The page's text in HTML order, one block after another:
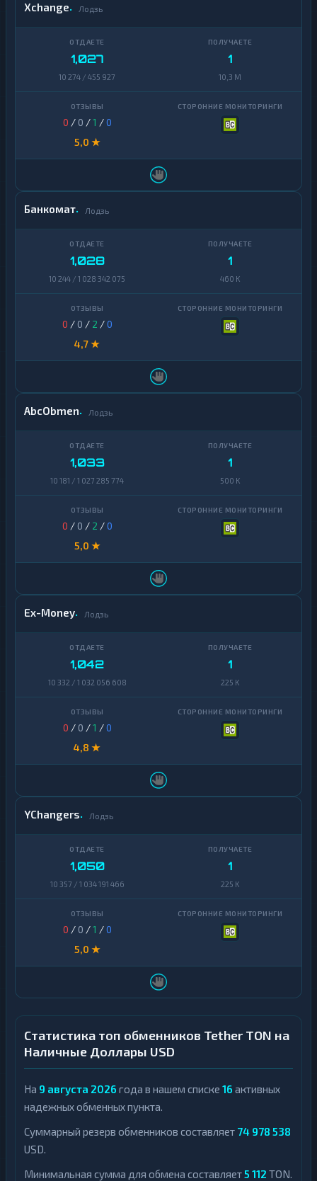
Xchange Лодзь
1,027
10 274 / 455 927
1
10,3 M
0 / 0 /1 /0
5,0 ★
Банкомат Лодзь
1,028
10 244 / 1 028 342 075
1
460 K
0 / 0 / 2 /0
4,7 ★
AbcObmen Лодзь
1,033
10 181 / 1 027 285 774
1
500 K
0 / 0 / 2 /0
5,0 ★
Ex-Money Лодзь
1,042
10 332 / 1 032 056 608
1
225 K
0 / 0 /1 /0
4,8 ★
YChangers Лодзь
1,050
10 357 / 1 034 191 466
1
225 K
0 / 0 /1 /0
5,0 ★
Статистика топ обменников Tether TON на
Наличные Доллары USD
На 9 августа 2026 года в нашем списке 16 активных
надежных обменных пункта.
Суммарный резерв обменников составляет 74 978 538
USD.
Минимальная сумма для обмена составляет5 112 TON.